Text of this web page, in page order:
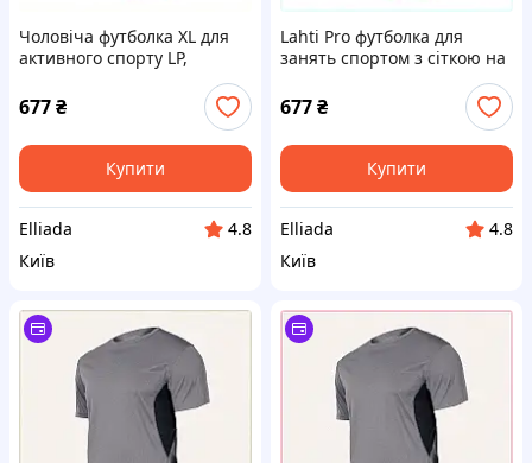
Чоловіча футболка XL для
активного спорту LP,
677₴
Купити
Elliada
4.8
Київ
Lahti Pro футболка для
занять спортом з сіткою на
677₴
Купити
Elliada
4.8
Київ